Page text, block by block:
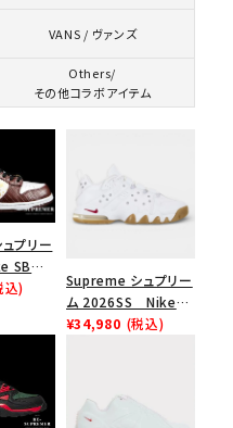
VANS / ヴァンズ
Others/
その他コラボアイテム
プリー
SB
キSB
込)
Supreme シュプリー
ム 2026SS Nike
SB Air Max 2 CB 94
¥34,980 (税込)